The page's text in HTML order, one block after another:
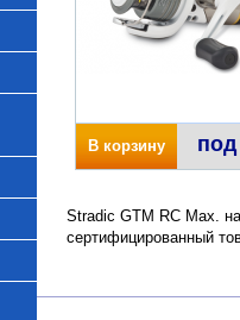
В корзину под
Stradic GTM RC Max.
сертифицированный